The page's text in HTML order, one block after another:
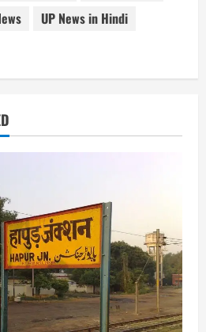
UP News in Hindi